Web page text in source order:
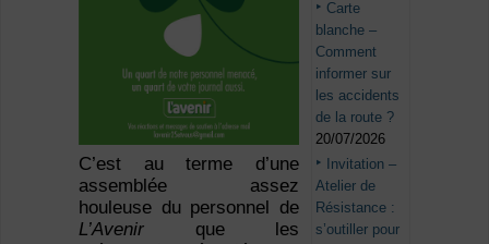
C’est au terme d’une
assemblée assez
houleuse du personnel de
L’Avenirque les
Carte
blanche –
Comment
informer sur
les accidents
de la route ?
20/07/2026
Invitation –
Atelier de
Résistance :
s’outiller pour